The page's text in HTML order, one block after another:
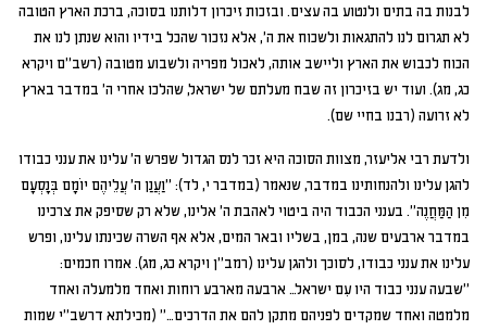
לבנות בה בתים ולנטוע בה עצים. ובזכות זיכרון דלותנו בסוכה, ברכת הארץ הטובה
לא תגרום לנו להתגאות ולשכוח את ה', אלא נזכור שהכל בידיו והוא שנתן לנו את
הכוח לכבוש את הארץ וליישב אותה, לאכול מפריה ולשבוע מטובה (רשב"ם ויקרא
כג, מג). ועוד יש בזיכרון זה שבח מעלתם של ישראל, שהלכו אחרי ה' במדבר בארץ
לא זרועה (רבנו בחיי שם).
ולדעת רבי אליעזר, מצוות הסוכה היא זכר לנס הגדול שפרש ה' עלינו את ענני כבודו
להגן עלינו ולהנחותינו במדבר, שנאמר (במדבר י, לד): "וַעֲנַן ה' עֲלֵיהֶם יוֹמָם בְּנָסְעָם
מִן הַמַּחֲנֶה". בענני הכבוד היה ביטוי לאהבת ה' אלינו, שלא רק שסיפק את צרכינו
במדבר ארבעים שנה, במן, בשליו ובאר המים, אלא אף השרה שכינתו עלינו, ופרש
עלינו את ענני כבודו, לסוכך ולהגן עלינו (רמב"ן ויקרא כג, מג). אמרו חכמים:
"שבעה ענני כבוד היו עִם ישראל… ארבעה מארבע רוחות ואחד מלמעלה ואחד
מלמטה ואחד שמקדים לפניהם מתקן להם את הדרכים…" (מכילתא דרשב"י שמות